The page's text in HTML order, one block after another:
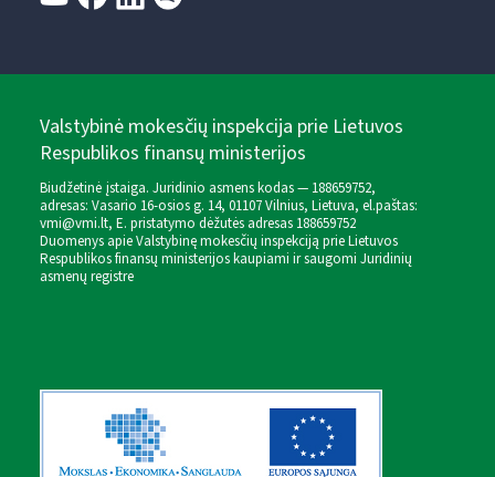
Valstybinė mokesčių inspekcija prie Lietuvos
Respublikos finansų ministerijos
Biudžetinė įstaiga. Juridinio asmens kodas — 188659752,
adresas: Vasario 16-osios g. 14, 01107 Vilnius, Lietuva, el.paštas:
vmi@vmi.lt, E. pristatymo dėžutės adresas 188659752
Duomenys apie Valstybinę mokesčių inspekciją prie Lietuvos
Respublikos finansų ministerijos kaupiami ir saugomi Juridinių
asmenų registre